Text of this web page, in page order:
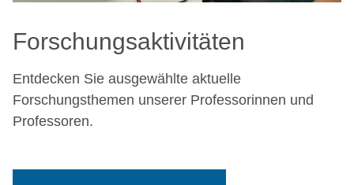
Forschungsaktivitäten
Entdecken Sie ausgewählte aktuelle
Forschungsthemen unserer Professorinnen und
Professoren.